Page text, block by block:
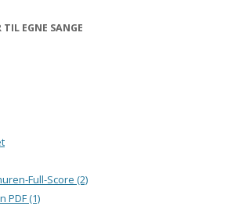
EGNE SANGE
Full-Score (2)
PDF (1)